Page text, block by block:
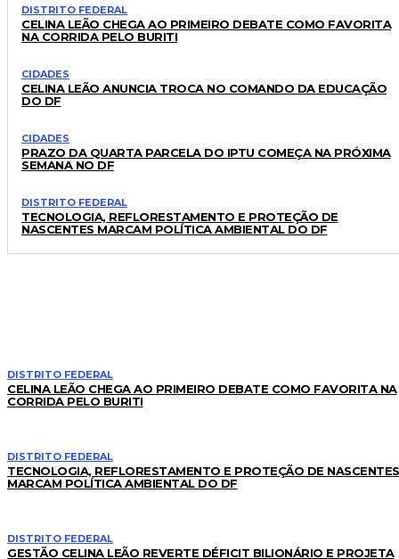
DISTRITO FEDERAL
CELINA LEÃO CHEGA AO PRIMEIRO DEBATE COMO FAVORITA
NA CORRIDA PELO BURITI
CIDADES
CELINA LEÃO ANUNCIA TROCA NO COMANDO DA EDUCAÇÃO
DO DF
CIDADES
PRAZO DA QUARTA PARCELA DO IPTU COMEÇA NA PRÓXIMA
SEMANA NO DF
DISTRITO FEDERAL
TECNOLOGIA, REFLORESTAMENTO E PROTEÇÃO DE
NASCENTES MARCAM POLÍTICA AMBIENTAL DO DF
DISTRITO FEDERAL
CELINA LEÃO CHEGA AO PRIMEIRO DEBATE COMO FAVORITA NA
CORRIDA PELO BURITI
DISTRITO FEDERAL
TECNOLOGIA, REFLORESTAMENTO E PROTEÇÃO DE NASCENTES
MARCAM POLÍTICA AMBIENTAL DO DF
DISTRITO FEDERAL
GESTÃO CELINA LEÃO REVERTE DÉFICIT BILIONÁRIO E PROJETA